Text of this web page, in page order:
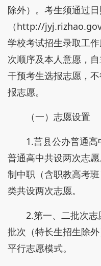
除外）。考生须通过
（http://
学校考试招生录取工
次顺序及本人意愿，
干预考生选报志愿，
报志愿。
（一）志愿设置
1.莒县公办普通
普通高中共设两次志
制中职（含职教高考
类共设两次志愿。
2.第一、二批次
批次（特长生招生除
平行志愿模式。